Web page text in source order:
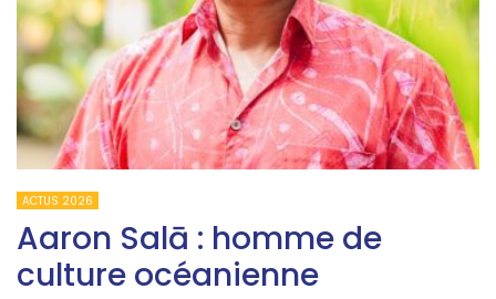
ACTUS 2026
Aaron Salā : homme de
culture océanienne